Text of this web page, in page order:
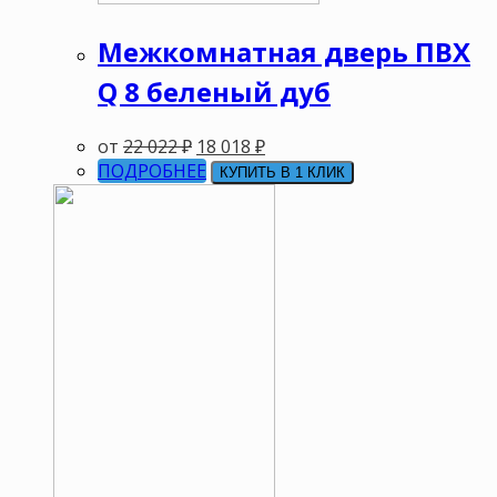
Межкомнатная дверь ПВХ
Q 8 беленый дуб
от 22 022₽ 18 018 ₽
ПОДРОБНЕЕ
КУПИТЬ В 1 КЛИК